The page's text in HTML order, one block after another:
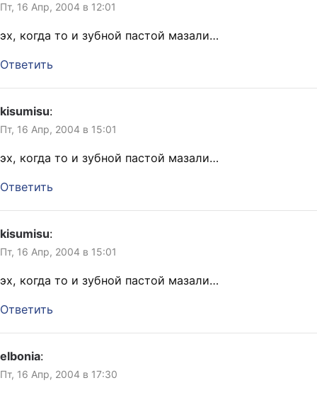
Пт, 16 Апр, 2004 в 12:01
эх, когда то и зубной пастой мазали…
Ответить
kisumisu:
Пт, 16 Апр, 2004 в 15:01
эх, когда то и зубной пастой мазали…
Ответить
kisumisu:
Пт, 16 Апр, 2004 в 15:01
эх, когда то и зубной пастой мазали…
Ответить
elbonia:
Пт, 16 Апр, 2004 в 17:30